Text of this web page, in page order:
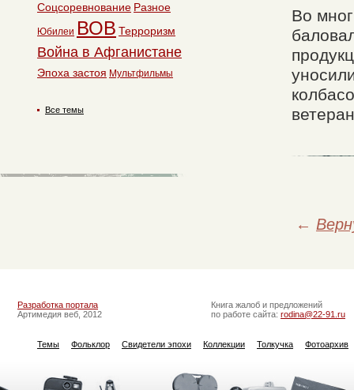
Во
←
Соцсоревнование Разное
Юбилеи ВОВ Терроризм
Война в Афганистане
Эпоха застоя Мультфильмы
Все темы
Разработка портала
Артимедия веб, 2012
Книга жалоб и предложений
по работе сайта: rodina@22-91.ru
Темы Фольклор Свидетели эпохи Коллекции Толкучка Фотоархив